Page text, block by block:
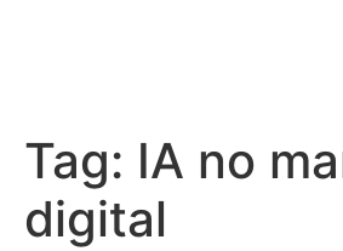
Tag: IA no
digital